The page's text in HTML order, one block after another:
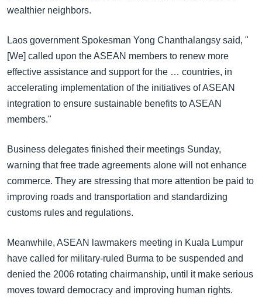
wealthier neighbors.
Laos government Spokesman Yong Chanthalangsy said, "
[We] called upon the ASEAN members to renew more
effective assistance and support for the … countries, in
accelerating implementation of the initiatives of ASEAN
integration to ensure sustainable benefits to ASEAN
members."
Business delegates finished their meetings Sunday,
warning that free trade agreements alone will not enhance
commerce. They are stressing that more attention be paid to
improving roads and transportation and standardizing
customs rules and regulations.
Meanwhile, ASEAN lawmakers meeting in Kuala Lumpur
have called for military-ruled Burma to be suspended and
denied the 2006 rotating chairmanship, until it make serious
moves toward democracy and improving human rights.